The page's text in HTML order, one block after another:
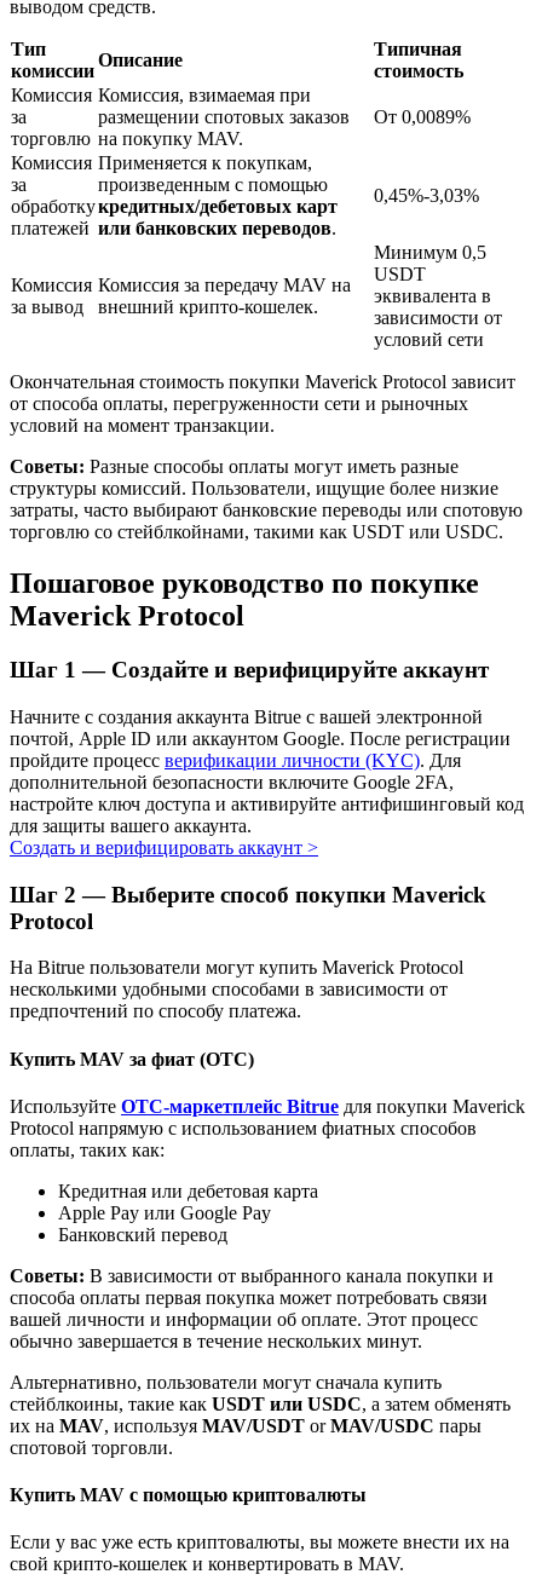
Авто Инвест
Получите долгосрочную прибыль и гибкие проценты
Изучите стейкинг
Bitrue
AI
Bitrue Партнеры
Партнеры Bitrue
До 65% комиссии!
Реферал
Пригласите друга, чтобы получить денежные
вознаграждения
BTC Welcome Rewards
выводом средств.
Тип
комиссии
Описание
Типичная
стоимость
Комиссия
за
торговлю
Комиссия, взимаемая при
размещении спотовых заказов
на покупку MAV.
От 0,0089%
Комиссия
за
обработку
платежей
Применяется к покупкам,
произведенным с помощью
кредитных/дебетовых карт
или банковских переводов.
0,45%-3,03%
Комиссия
за вывод
Комиссия за передачу MAV на
внешний крипто-кошелек.
Минимум 0,5
USDT
эквивалента в
зависимости от
условий сети
Окончательная стоимость покупки Maverick Protocol зависит
от способа оплаты, перегруженности сети и рыночных
условий на момент транзакции.
Советы: Разные способы оплаты могут иметь разные
структуры комиссий. Пользователи, ищущие более низкие
затраты, часто выбирают банковские переводы или спотовую
торговлю со стейблкойнами, такими как USDT или USDC.
Пошаговое руководство по покупке
Maverick Protocol
Шаг 1 — Создайте и верифицируйте аккаунт
Начните с создания аккаунта Bitrue с вашей электронной
почтой, Apple ID или аккаунтом Google. После регистрации
пройдите процесс верификации личности (KYC). Для
дополнительной безопасности включите Google 2FA,
настройте ключ доступа и активируйте антифишинговый код
для защиты вашего аккаунта.
Создать и верифицировать аккаунт >
Шаг 2 — Выберите способ покупки Maverick
Protocol
На Bitrue пользователи могут купить Maverick Protocol
несколькими удобными способами в зависимости от
предпочтений по способу платежа.
Купить MAV за фиат (OTC)
Используйте OTC-маркетплейс Bitrue для покупки Maverick
Protocol напрямую с использованием фиатных способов
оплаты, таких как:
Кредитная или дебетовая карта
Apple Pay или Google Pay
Банковский перевод
Советы: В зависимости от выбранного канала покупки и
способа оплаты первая покупка может потребовать связи
вашей личности и информации об оплате. Этот процесс
обычно завершается в течение нескольких минут.
Альтернативно, пользователи могут сначала купить
стейблкоины, такие как USDT или USDC, а затем обменять
их на MAV, используя MAV/USDT orMAV/USDC пары
спотовой торговли.
Купить MAV с помощью криптовалюты
Если у вас уже есть криптовалюты, вы можете внести их на
свой крипто-кошелек и конвертировать в MAV.